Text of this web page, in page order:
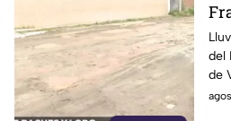
del
de